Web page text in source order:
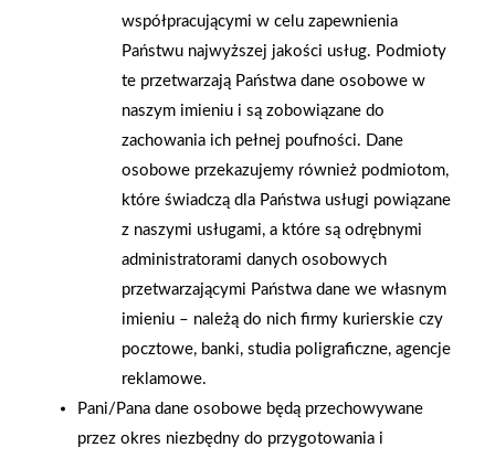
zostawić na paczkę za ogrodzeniem. Dodatkowo inteligentny
dom to również wykorzystywana w telefonach geolokalizacja.
Dzięki tej funkcji brama wykryje użytkownika, gdy będzie
w pobliżu i zacznie się otwierać. To idealne rozwiązanie dla
osób mieszkających przy ruchliwych ulicach i wszędzie tam,
gdzie oczekiwanie na wjazd na posesje wiąże się
z tamowaniem ruchu. Wiśniowski - Brama garażowa
Inteligentny dom niesie jego domownikom niebanalne
korzyści. Jest to przede wszystkim poczucie posiadania
kontroli nad domem oraz poczucie bezpieczeństwa – zarówno
swojego, jak i bliskich. Dostęp do aplikacji sterującej
zabezpieczony jest indywidualnie ustalonym hasłem, a cały
system szyfrowania opiera się na technologii stosowanej
w bankowości mobilnej. Domownicy mogą więc spać
spokojnie. Bramy i drzwi w wersji smart są również ściśle
współpracującymi w celu zapewnienia
Państwu najwyższej jakości usług. Podmioty
te przetwarzają Państwa dane osobowe w
naszym imieniu i są zobowiązane do
zachowania ich pełnej poufności. Dane
osobowe przekazujemy również podmiotom,
które świadczą dla Państwa usługi powiązane
z naszymi usługami, a które są odrębnymi
administratorami danych osobowych
przetwarzającymi Państwa dane we własnym
imieniu – należą do nich firmy kurierskie czy
pocztowe, banki, studia poligraficzne, agencje
reklamowe.
Pani/Pana dane osobowe będą przechowywane
przez okres niezbędny do przygotowania i